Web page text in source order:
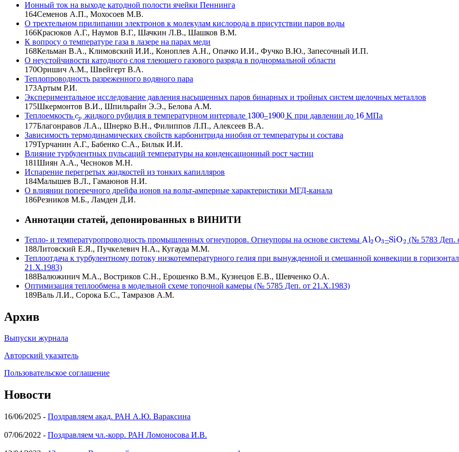
Ионный ток на выходе катодной полости ячейки Пеннинга
164Семенов А.П., Мохосоев М.В.
О трехтельном прилипании электронов к молекулам кислорода в присутствии паров воды
166Красюков А.Г., Наумов В.Г., Шачкин Л.В., Шашков В.М.
К вопросу о температуре газа в лазере на парах меди
168Кельман В.А., Климовский И.И., Коноплев А.Н., Опачко И.И., Фучко В.Ю., Запесочный И.П.
О неустойчивости катодного слоя тлеющего газового разряда в поднормальной области
170Оришич А.М., Швейгерт В.А.
Теплопроводность разреженного водяного пара
173Артым Р.И.
Экспериментальное исследование давления насыщенных паров бинарных и тройных систем щелочных металлов
175Шкермонтов В.И., Шпильрайн Э.Э., Белова А.М.
Теплоемкость cp
cp жидкого рубидия в температурном интервале 1300
1300–1900
1900 K при давлении до 16
16 МПа
177Благонравов Л.А., Шнерко В.Н., Филиппов Л.П., Алексеев В.А.
Зависимость термодинамических свойств карбонитрида ниобия от температуры и состава
179Турчанин А.Г., Бабенко С.А., Билык И.И.
Влияние турбулентных пульсаций температуры на конденсационный рост частиц
181Шиян А.А., Чесноков М.Н.
Испарение перегретых жидкостей из тонких капилляров
184Малышев В.Л., Гамаюнов Н.И.
О влиянии поперечного дрейфа ионов на вольт-амперные характеристики МГД-канала
186Резников М.Б., Ламден Д.И.
Аннотации статей, депонированных в ВИНИТИ
Тепло- и температуропроводность промышленных огнеупоров. Огнеупоры на основе системы Al2 O3
Al2O3–SiO2
SiO2 (№ 5783 Деп.
188Литовский Е.Я., Пучкелевич Н.А., Кугауда М.М.
Теплоотдача к турбулентному потоку низкотемпературного гелия при вынужденной и смешанной конвекции в
21.X.1983)
188Валюжинич М.А., Востриков С.Н., Ерошенко В.М., Кузнецов Е.В., Шевченко О.А.
Оптимизация теплообмена в модельной схеме топочной камеры (№ 5785 Деп. от 21.Х.1983)
189Валь Л.И., Сорока Б.С., Тамразов А.М.
Архив
Выпуски журнала
Авторский указатель
Пользовательское соглашение
Новости
16/06/2025 - Поздравляем акад. РАН А.Ю. Вараксина
07/06/2022 - Поздравляем чл.-корр. РАН Ломоносова И.В.